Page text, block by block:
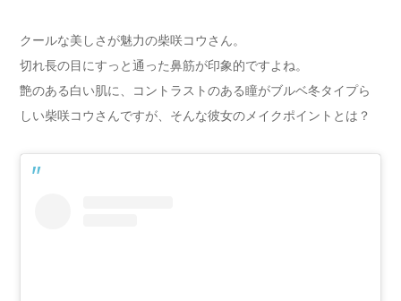
クールな美しさが魅力の柴咲コウさん。
切れ長の目にすっと通った鼻筋が印象的ですよね。
艶のある白い肌に、コントラストのある瞳がブルベ冬タイプら
しい柴咲コウさんですが、そんな彼女のメイクポイントとは？